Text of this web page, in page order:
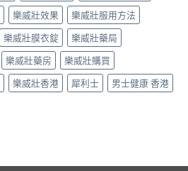
樂威壯效果
樂威壯服用方法
樂威壯膜衣錠
樂威壯藥局
樂威壯藥房
樂威壯購買
樂威壯香港 犀利士 男士健康 香港